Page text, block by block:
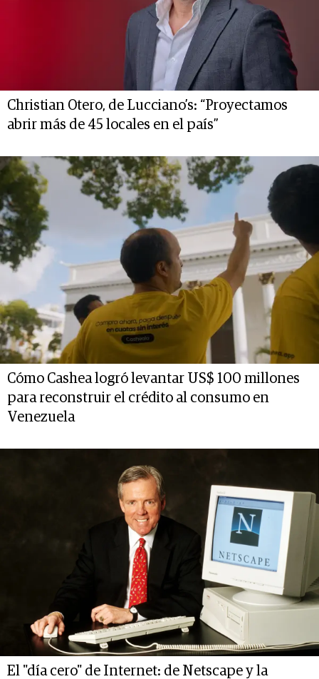
Christian Otero, de Lucciano’s: “Proyectamos
abrir más de 45 locales en el país”
Cómo Cashea logró levantar US$ 100 millones
para reconstruir el crédito al consumo en
Venezuela
El "día cero" de Internet: de Netscape y la